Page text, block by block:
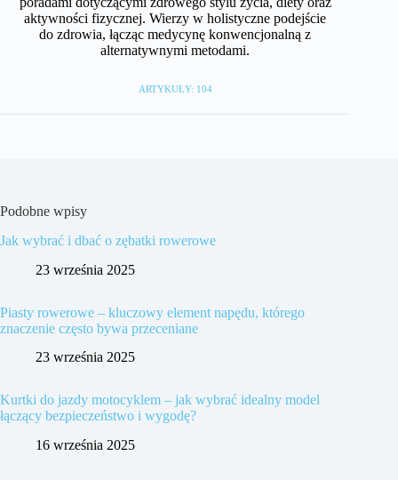
aktywności fizycznej. Wierzy w holistyczne podejście
do zdrowia, łącząc medycynę konwencjonalną z
alternatywnymi metodami.
ARTYKUŁY: 104
Podobne wpisy
Jak wybrać i dbać o zębatki rowerowe
23 września 2025
Piasty rowerowe – kluczowy element napędu, którego
znaczenie często bywa przeceniane
23 września 2025
Kurtki do jazdy motocyklem – jak wybrać idealny model
łączący bezpieczeństwo i wygodę?
16 września 2025